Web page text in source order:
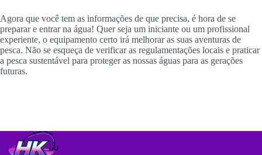
Agora que você tem as informações de que precisa, é hora de se
preparar e entrar na água! Quer seja um iniciante ou um profissional
experiente, o equipamento certo irá melhorar as suas aventuras de
pesca. Não se esqueça de verificar as regulamentações locais e praticar
a pesca sustentável para proteger as nossas águas para as gerações
futuras.